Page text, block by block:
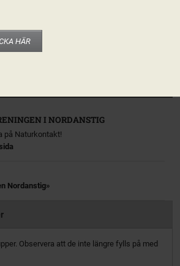
berör kretsen/länsförbundet/nätverket. Det är
I NORDANSTIG
på Naturkontakt!
Nordanstig
HÄR
Observera att de inte längre fylls på med